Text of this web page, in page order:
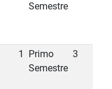
Semestre
1
Primo
Semestre
3